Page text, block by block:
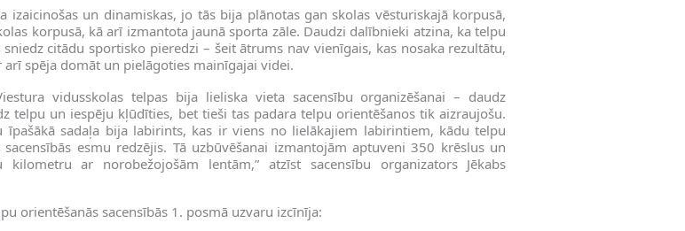
izaicinošas un dinamiskas, jo tās bija plānotas gan skolas vēsturiskajā korpusā,
korpusā, kā arī izmantota jaunā sporta zāle. Daudzi dalībnieki atzina, ka telpu
sniedz citādu sportisko pieredzi – šeit ātrums nav vienīgais, kas nosaka rezultātu,
arī spēja domāt un pielāgoties mainīgajai videi.
vidusskolas telpas bija lieliska vieta sacensību organizēšanai – daudz
telpu un iespēju kļūdīties, bet tieši tas padara telpu orientēšanos tik aizraujošu.
īpašākā sadaļa bija labirints, kas ir viens no lielākajiem labirintiem, kādu telpu
sacensībās esmu redzējis. Tā uzbūvēšanai izmantojām aptuveni 350 krēslus un
kilometru ar norobežojošām lentām,” atzīst sacensību organizators Jēkabs
orientēšanās sacensībās 1. posmā uzvaru izcīnīja: